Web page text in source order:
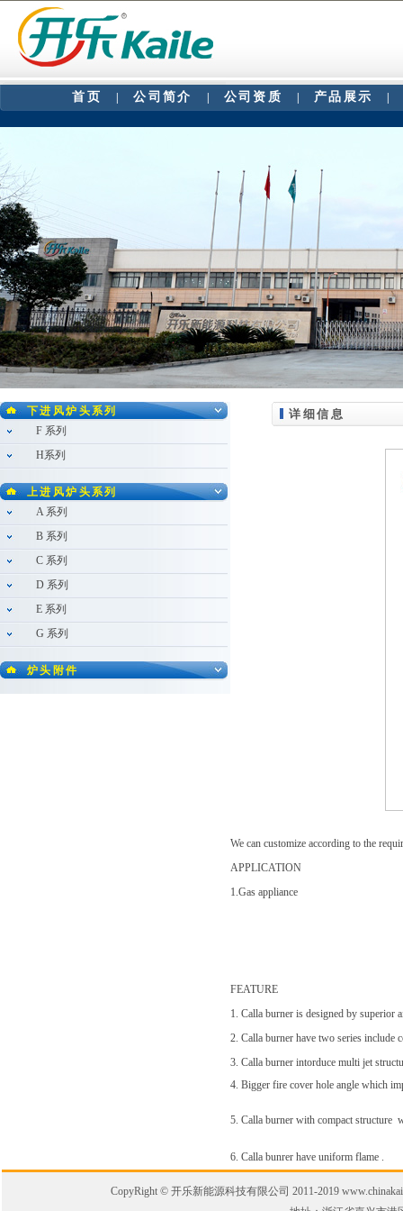
首页 |公司简介 公司资质 产品展示
下进风炉头系列
F 系列
H系列
上进风炉头系列
A 系列
B 系列
C 系列
D 系列
E 系列
G 系列
炉头附件
详细信息
We can customize according to the
APPLICATION
1.Gas appliance
FEATURE
1. Calla burner is designed by superior
2. Calla burner have two series include
3. Calla burner intorduce multi jet
4. Bigger fire cover hole angle which
5. Calla burner with compact structure
6. Calla bunrer have uniform flame .
CopyRight © 开乐新能源科技有限公司 2011-2019